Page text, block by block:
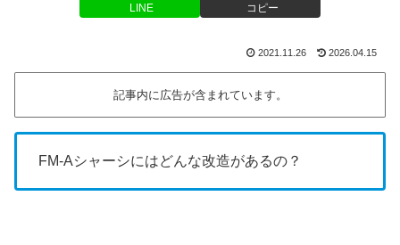
LINE コピー
2021.11.26 2026.04.15
記事内に広告が含まれています。
FM-Aシャーシにはどんな改造があるの？